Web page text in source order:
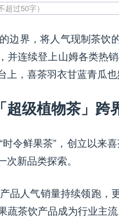
边界，将人气现制茶
并连续登上山姆各类热
，喜茶羽衣甘蓝青瓜
级植物茶」跨
时令鲜果茶”，创立以
新品类探索。
品人气销量持续领跑
蔬茶饮产品成为行业主